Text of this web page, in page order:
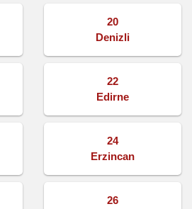
20
Denizli
22
Edirne
24
Erzincan
26